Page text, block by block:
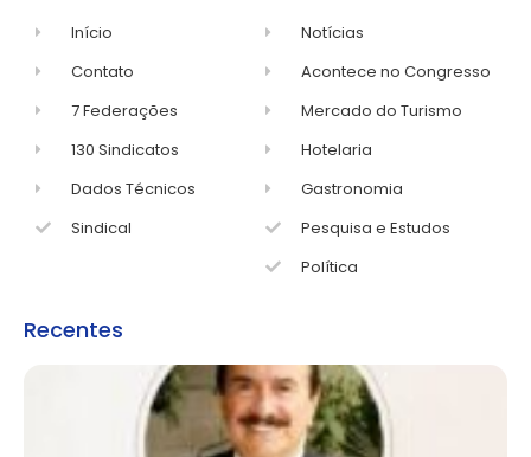
Início
Contato
7 Federações
130 Sindicatos
Dados Técnicos
Sindical
Notícias
Acontece no Congresso
Mercado do Turismo
Hotelaria
Gastronomia
Pesquisa e Estudos
Política
Recentes